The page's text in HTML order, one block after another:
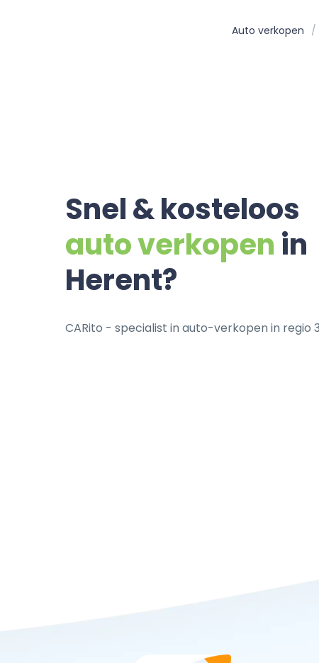
Auto verkopen
Snel & kosteloos
auto verkopen in
Herent?
CARito - specialist in auto-verkopen in regio